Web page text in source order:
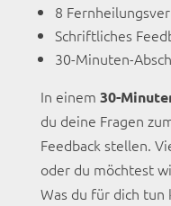
8
Schriftliches
30-Minuten-
In einem 30-
du deine Fragen
Feedback stellen.
oder du möchtest
Was du für dich tun